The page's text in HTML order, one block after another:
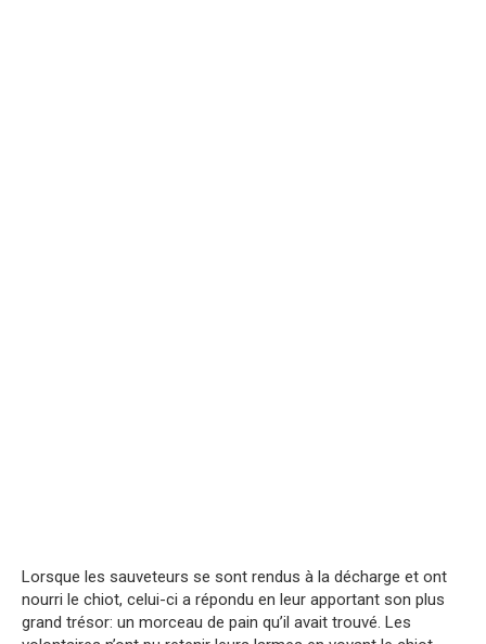
Lorsque les sauveteurs se sont rendus à la décharge et ont
nourri le chiot, celui-ci a répondu en leur apportant son plus
grand trésor: un morceau de pain qu’il avait trouvé. Les